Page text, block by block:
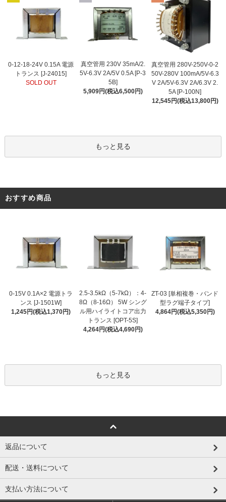
0-12-18-24V 0.15A 電源
トランス [J-24015]
SOLD OUT
真空管用 230V 35mA/2.
5V-6.3V 2A/5V 0.5A [P-3
5B]
5,909円(税込6,500円)
真空管用 280V-250V-0-2
50V-280V 100mA/5V-6.3
V 2A/5V-6.3V 2A/6.3V 2.
5A [P-100N]
12,545円(税込13,800円)
もっと見る
おすすめ商品
0-15V 0.1A×2 電源トラ
ンス [J-1501W]
1,245円(税込1,370円)
2.5-3.5kΩ（5-7kΩ）：4-
8Ω（8-16Ω） 5W シング
ル用ハイライトコア出力
トランス [OPT-5S]
4,264円(税込4,690円)
ZT-03 [単相複巻・バンド
型ラグ端子タイプ]
4,864円(税込5,350円)
もっと見る
返品について
配送・送料について
支払い方法について